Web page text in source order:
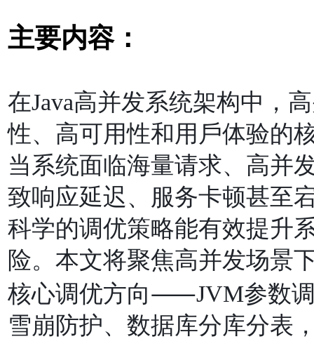
主要内容：
在Java⾼并发系统架构中，
性、⾼可⽤性和⽤⼾体验的
当系统⾯临海量请求、⾼并
致响应延迟、服务卡顿甚⾄
科学的调优策略能有效提升
险。本⽂将聚焦⾼并发场景
核⼼调优⽅向⸺JVM参数调
雪崩防护、数据库分库分表